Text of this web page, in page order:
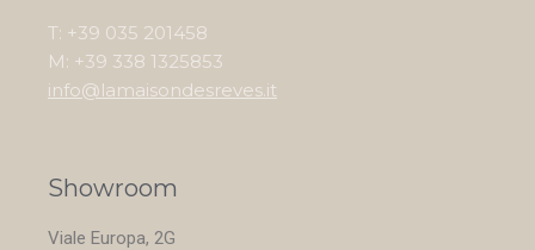
T: +39 035 201458
M: +39 338 1325853
info@lamaisondesreves.it
Showroom
Viale Europa, 2G